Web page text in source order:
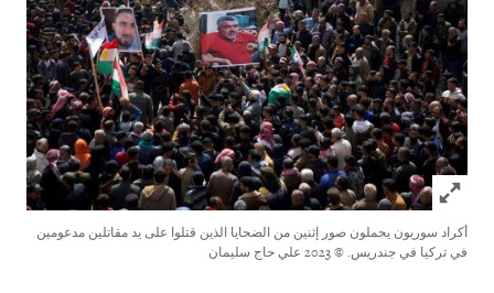
Click to expand Image
أكراد سوريون يحملون صور إثنين من الضحايا الذين قتلوا على يد مقاتلين مدعومين
في تركيا في جندريس. © 2023 علي حاج سليمان